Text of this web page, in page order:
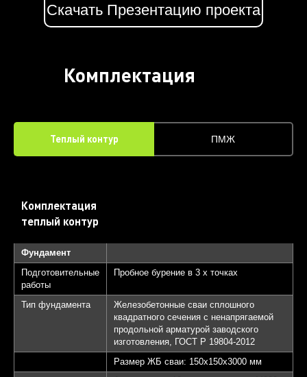
Скачать Презентацию проекта
Комплектация
Теплый контур ПМЖ
Комплектация
теплый контур
Фундамент
Подготовительные
работы
Пробное бурение в 3 х точках
Тип фундамента
Железобетонные сваи сплошного
квадратного сечения с ненапрягаемой
продольной арматурой заводского
изготовления, ГОСТ Р 19804-2012
Размер ЖБ сваи: 150х150х3000 мм